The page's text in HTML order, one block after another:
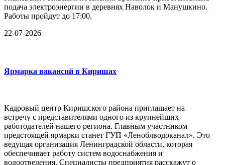
подача электроэнергии в деревнях Наволок и Манушкино.
Работы пройдут до 17:00.
22-07-2026
Ярмарка вакансий в Киришах
Кадровый центр Киришского района приглашает на
встречу с представителями одного из крупнейших
работодателей нашего региона. Главным участником
предстоящей ярмарки станет ГУП «Леноблводоканал». Это
ведущая организация Ленинградской области, которая
обеспечивает работу систем водоснабжения и
водоотведения. Специалисты предприятия расскажут о